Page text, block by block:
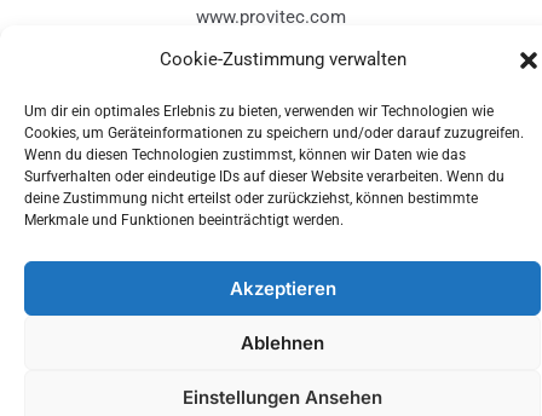
Cookie-Zustimmung verwalten
Um dir ein optimales Erlebnis zu bieten, verwenden wir Technologien wie
Cookies, um Geräteinformationen zu speichern und/oder darauf zuzugreifen.
Wenn du diesen Technologien zustimmst, können wir Daten wie das
Surfverhalten oder eindeutige IDs auf dieser Website verarbeiten. Wenn du
deine Zustimmung nicht erteilst oder zurückziehst, können bestimmte
Merkmale und Funktionen beeinträchtigt werden.
Akzeptieren
Ablehnen
Einstellungen Ansehen
www.provitec.com
Copyright © 2026 PROVITEC Trinkwassersysteme e.K | Alle
Rechte vorbehalten |Impressum|Datenschutz|
Widerrufsrecht
Turns on site high speed to be attractive for people and search engines.